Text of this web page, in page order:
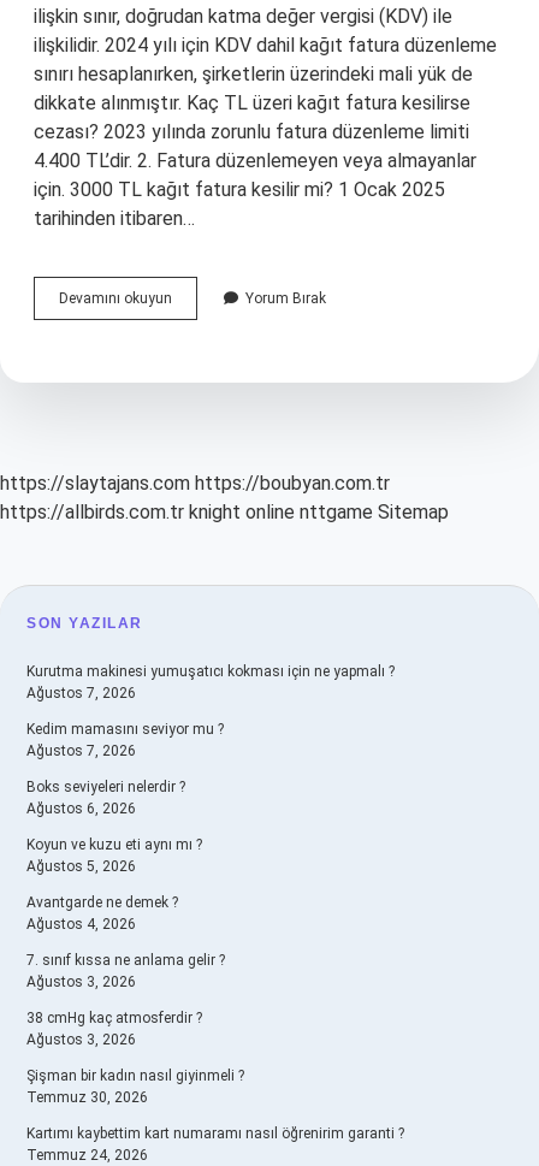
ilişkin sınır, doğrudan katma değer vergisi (KDV) ile
ilişkilidir. 2024 yılı için KDV dahil kağıt fatura düzenleme
sınırı hesaplanırken, şirketlerin üzerindeki mali yük de
dikkate alınmıştır. Kaç TL üzeri kağıt fatura kesilirse
cezası? 2023 yılında zorunlu fatura düzenleme limiti
4.400 TL’dir. 2. Fatura düzenlemeyen veya almayanlar
için. 3000 TL kağıt fatura kesilir mi? 1 Ocak 2025
tarihinden itibaren…
Devamını okuyun
Fatura
Yorum Bırak
https://slaytajans.com https://boubyan.com.tr
https://allbirds.com.tr knight online nttgame Sitemap
SIDEBAR
SON YAZILAR
Kurutma makinesi yumuşatıcı kokması için ne yapmalı ?
Ağustos 7, 2026
Kedim mamasını seviyor mu ?
Ağustos 7, 2026
Boks seviyeleri nelerdir ?
Ağustos 6, 2026
Koyun ve kuzu eti aynı mı ?
Ağustos 5, 2026
Avantgarde ne demek ?
Ağustos 4, 2026
7. sınıf kıssa ne anlama gelir ?
Ağustos 3, 2026
38 cmHg kaç atmosferdir ?
Ağustos 3, 2026
Şişman bir kadın nasıl giyinmeli ?
Temmuz 30, 2026
Kartımı kaybettim kart numaramı nasıl öğrenirim garanti ?
Temmuz 24, 2026